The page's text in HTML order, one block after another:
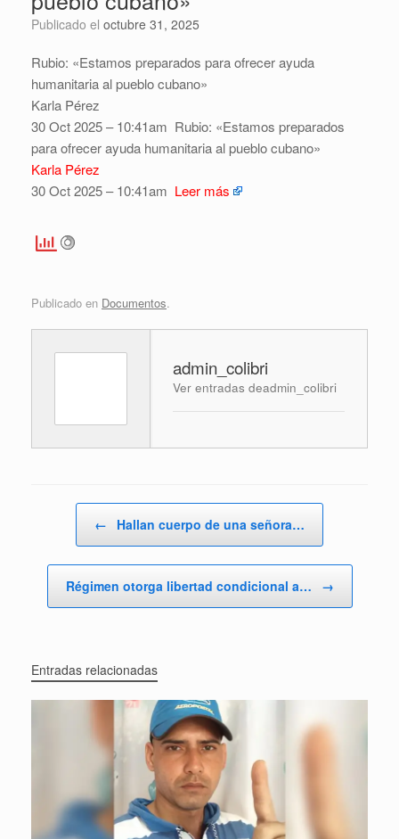
Publicado el octubre 31, 2025
Rubio: «Estamos preparados para ofrecer ayuda
humanitaria al pueblo cubano»
Karla Pérez
30 Oct 2025 – 10:41am Rubio: «Estamos preparados
para ofrecer ayuda humanitaria al pueblo cubano»
Karla Pérez
30 Oct 2025 – 10:41am Leer más
Publicado en Documentos.
admin_colibri
Ver entradas deadmin_colibri
← Hallan cuerpo de una señora…
Régimen otorga libertad condicional a… →
Entradas relacionadas